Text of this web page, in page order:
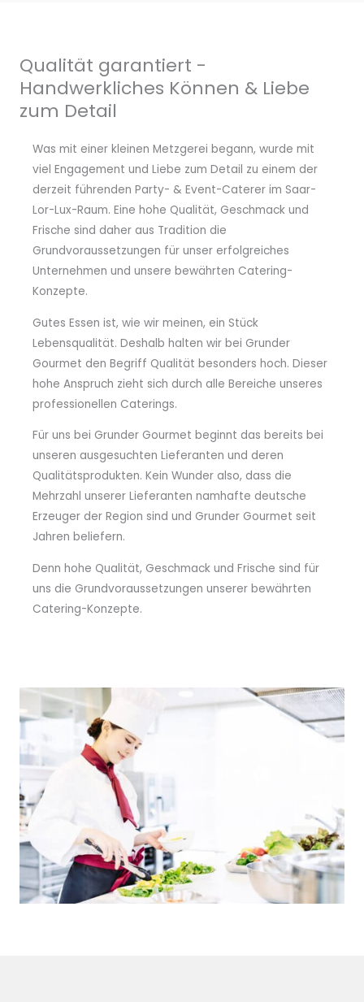
Qualität garantiert -
Handwerkliches Können & Liebe
zum Detail
Was mit einer kleinen Metzgerei begann, wurde mit
viel Engagement und Liebe zum Detail zu einem der
derzeit führenden Party- & Event-Caterer im Saar-
Lor-Lux-Raum. Eine hohe Qualität, Geschmack und
Frische sind daher aus Tradition die
Grundvoraussetzungen für unser erfolgreiches
Unternehmen und unsere bewährten Catering-
Konzepte.
Gutes Essen ist, wie wir meinen, ein Stück
Lebensqualität. Deshalb halten wir bei Grunder
Gourmet den Begriff Qualität besonders hoch. Dieser
hohe Anspruch zieht sich durch alle Bereiche unseres
professionellen Caterings.
Für uns bei Grunder Gourmet beginnt das bereits bei
unseren ausgesuchten Lieferanten und deren
Qualitätsprodukten. Kein Wunder also, dass die
Mehrzahl unserer Lieferanten namhafte deutsche
Erzeuger der Region sind und Grunder Gourmet seit
Jahren beliefern.
Denn hohe Qualität, Geschmack und Frische sind für
uns die Grundvoraussetzungen unserer bewährten
Catering-Konzepte.